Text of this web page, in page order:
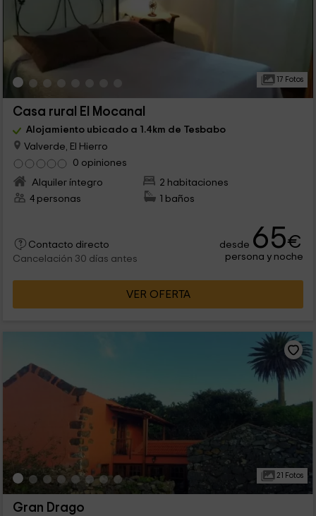
17 Fotos
Casa rural El Mocanal
Alojamiento ubicado a 1.4km de Tesbabo
Valverde, El Hierro
0 opiniones
Alquiler íntegro
2 habitaciones
4 personas
1 baños
Contacto directo
Cancelación 30 días antes
desde 65€
persona y noche
VER OFERTA
21 Fotos
Gran Drago